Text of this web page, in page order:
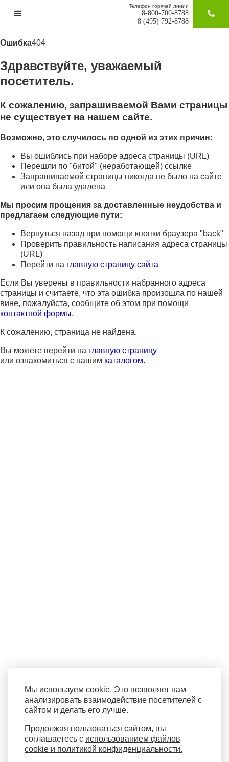
Телефон горячей линии
8-800-700-8788
8 (495) 792-8788
Ошибка404
Здравствуйте, уважаемый
посетитель.
К сожалению, запрашиваемой Вами страницы
не существует на нашем сайте.
Возможно, это случилось по одной из этих причин:
Вы ошиблись при наборе адреса страницы (URL)
Перешли по "битой" (неработающей) ссылке
Запрашиваемой страницы никогда не было на сайте
или она была удалена
Мы просим прощения за доставленные неудобства и
предлагаем следующие пути:
Вернуться назад при помощи кнопки браузера "back"
Проверить правильность написания адреса страницы
(URL)
Перейти на главную страницу сайта
Если Вы уверены в правильности набранного адреса
страницы и считаете, что эта ошибка произошла по нашей
вине, пожалуйста, сообщите об этом при помощи
контактной формы.
К сожалению, страница не найдена.
Вы можете перейти на главную страницу
или ознакомиться с нашим каталогом.
Мы используем cookie. Это позволяет нам
анализировать взаимодействие посетителей с
сайтом и делать его лучше.
Продолжая пользоваться сайтом, вы
соглашаетесь с использованием файлов
cookie и политикой конфиденциальности.